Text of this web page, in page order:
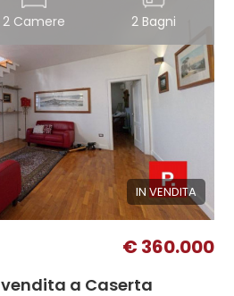
2 Camere 2 Bagni
IN VENDITA
€ 360.000
a Caserta